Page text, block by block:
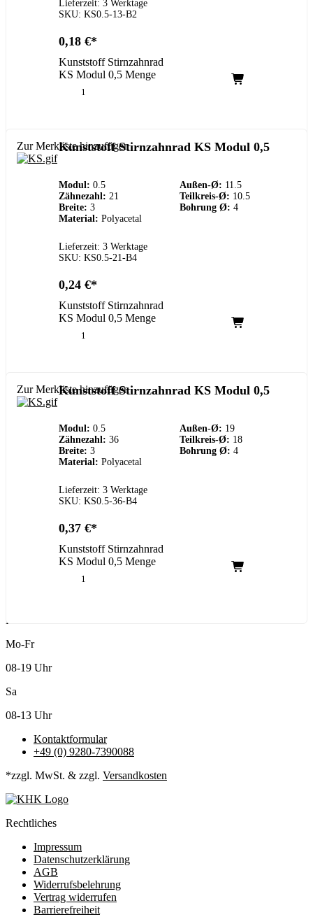
Lieferzeit: 3 Werktage
SKU: KS0.5-13-B2
0,18 €
Kunststoff Stirnzahnrad
KS Modul 0,5 Menge
Zur Merkliste hinzufügen
Kunststoff Stirnzahnrad KS Modul 0,5
Modul: 0.5 Außen-Ø: 11.5
Zähnezahl: 21 Teilkreis-Ø: 10.5
Breite: 3 Bohrung Ø: 4
Material: Polyacetal
Lieferzeit: 3 Werktage
SKU: KS0.5-21-B4
0,24 €
Kunststoff Stirnzahnrad
KS Modul 0,5 Menge
Zur Merkliste hinzufügen
Kunststoff Stirnzahnrad KS Modul 0,5
Modul: 0.5 Außen-Ø: 19
Zähnezahl: 36 Teilkreis-Ø: 18
Breite: 3 Bohrung Ø: 4
Material: Polyacetal
Lieferzeit: 3 Werktage
SKU: KS0.5-36-B4
0,37 €
Kunststoff Stirnzahnrad
KS Modul 0,5 Menge
Kundenservice
Mo-Fr
08-19 Uhr
Sa
08-13 Uhr
Kontaktformular
+49 (0) 9280-7390088
*zzgl. MwSt. & zzgl. Versandkosten
Rechtliches
Impressum
Datenschutzerklärung
AGB
Widerrufsbelehrung
Vertrag widerrufen
Barrierefreiheit